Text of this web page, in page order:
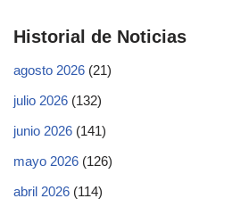
Historial de Noticias
agosto 2026 (21)
julio 2026 (132)
junio 2026 (141)
mayo 2026 (126)
abril 2026 (114)